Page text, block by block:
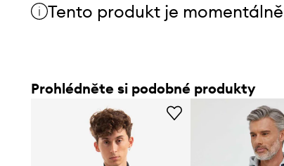
Tento produkt je
Prohlédněte si podobné produkty